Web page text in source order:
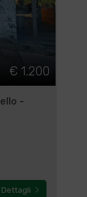
€ 1.200
-
Dettagli